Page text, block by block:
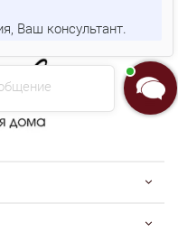
Ваш консультант.